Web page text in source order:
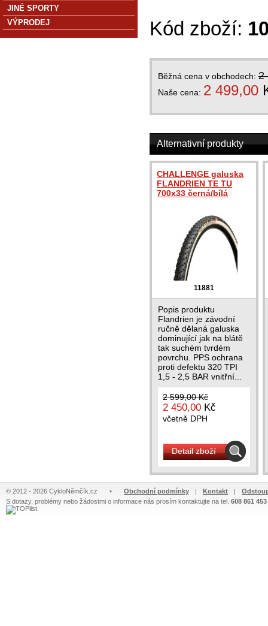
Kód zboží:
Běžná cena v obchodech: 2
Naše cena: 2 499,00
Alternativní produkty
CHALLENGE galuska
FLANDRIEN TE TU
700x33 černá/bílá
11881
Popis produktu
Flandrien je závodní
ručně dělaná galuska
dominující jak na blátě
tak suchém tvrdém
povrchu. PPS ochrana
proti defektu 320 TPI
1,5 - 2,5 BAR vnitřní...
2 599,00 Kč
2 450,00 Kč
včetně DPH
Detail zboží
JINÉ SPORTY
VÝPRODEJ
© 2012 - 2026 CykloNěmčík.cz • Obchodní podmínky | Kontakt |
S dotazy, problémy nebo žádostmi o informace nás prosím kontaktujte na tel. 608 861 453